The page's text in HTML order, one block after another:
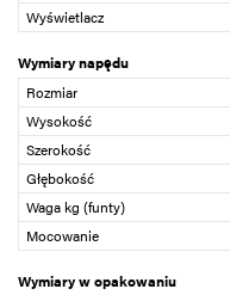
Wyświetlacz
Wymiary napędu
Rozmiar
Wysokość
Szerokość
Głębokość
Waga kg (funty)
Mocowanie
Wymiary w opakowaniu